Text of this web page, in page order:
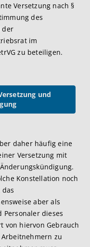
Versetzung nach §
des
der
im
zu beteiligen.
und
daher häufig eine
Versetzung mit
Konstellation noch
aber als
dieses
von hiervon Gebrauch
zu